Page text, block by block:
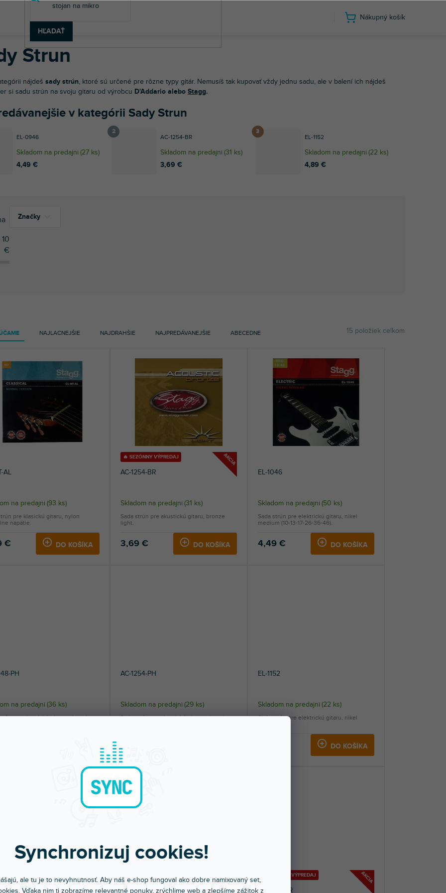
Synchronizuj cookies!
ale tu je to nevyhnutnosť. Aby náš e-shop fungoval ako dobre namixovaný set,
Vďaka nim ti zobrazíme relevantné ponuky, zrýchlime web a zlepšíme zážitok z
HĽADAŤ
Nákupný košík
nástroje Gitary
Strun
nájdeš sady strún, ktoré sú určené pre rôzne typy gitár. Nemusíš tak kupovať vždy jednu sadu, ale v balení ich nájdeš
si sadu strún na svoju gitaru od výrobcu D'Addario alebo Stagg.
v kategórii Sady Strun
EL-0946
Skladom na predajni (27 ks)
4,49 €
AC-1254-BR
Skladom na predajni (31 ks)
3,69 €
EL-1152
Skladom na predajni (22 ks)
4,89 €
NAJLACNEJŠIE NAJDRAHŠIE NAJPREDÁVANEJŠIE ABECEDNE 15 položiek celkom
10
€
Značky
AL
na predajni (93 ks)
€ DO KOŠÍKA
pre klasickú gitaru, nylon
napätie.
AKCIA
🔥 SEZÓNNY VÝPREDAJ
AC-1254-BR
Skladom na predajni (31 ks)
3,69 € DO KOŠÍKA
Sada strún pre akustickú gitaru, bronze
light.
EL-1046
Skladom na predajni (50 ks)
4,49 € DO KOŠÍKA
Sada strún pre elektrickú gitaru, nikel
medium (10-13-17-26-36-46).
PH
na predajni (36 ks)
pre akustickú gitaru, phosphor-
AC-1254-PH
Skladom na predajni (29 ks)
Sada strún pre akustickú gitaru, phosphor-
EL-1152
Skladom na predajni (22 ks)
DO KOŠÍKA
Sada strún pre elektrickú gitaru, nikel
AKCIA
BR
AKCIA
AC-1048-BR
AKCIA
🔥 SEZÓNNY VÝPREDAJ
AC-12ST-BR